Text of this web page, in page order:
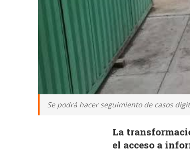
Se podrá hacer seguimiento de casos
La
el acceso a